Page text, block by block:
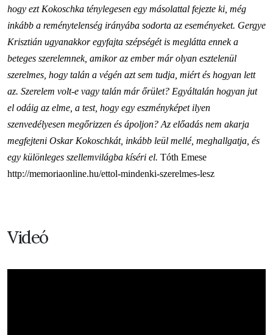
hogy ezt Kokoschka ténylegesen egy másolattal fejezte ki, még
inkább a reménytelenség irányába sodorta az eseményeket. Gergye
Krisztián ugyanakkor egyfajta szépségét is meglátta ennek a
beteges szerelemnek, amikor az ember már olyan esztelenül
szerelmes, hogy talán a végén azt sem tudja, miért és hogyan lett
az. Szerelem volt-e vagy talán már őrület? Egyáltalán hogyan jut
el odáig az elme, a test, hogy egy eszményképet ilyen
szenvedélyesen megőrizzen és ápoljon? Az előadás nem akarja
megfejteni Oskar Kokoschkát, inkább leül mellé, meghallgatja, és
egy különleges szellemvilágba kíséri el. Tóth Emese
http://memoriaonline.hu/ettol-mindenki-szerelmes-lesz
Videó